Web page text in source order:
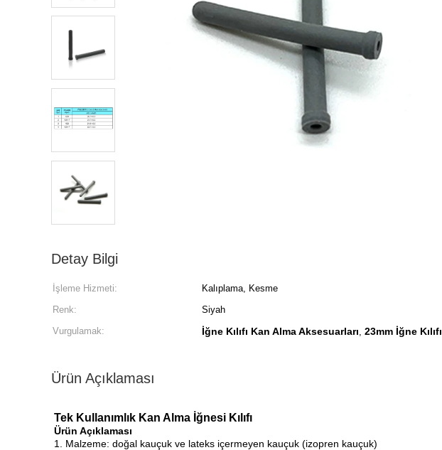
Detay Bilgi
İşleme Hizmeti: Kalıplama, Kesme
Renk:
Siyah
Vurgulamak:
İğne Kılıfı Kan Alma Aksesuarları, 23mm İğne Kılıfı
Ürün Açıklaması
Tek Kullanımlık Kan Alma İğnesi Kılıfı
Ürün Açıklaması
1. Malzeme: doğal kauçuk ve lateks içermeyen kauçuk (izopren kauçuk)